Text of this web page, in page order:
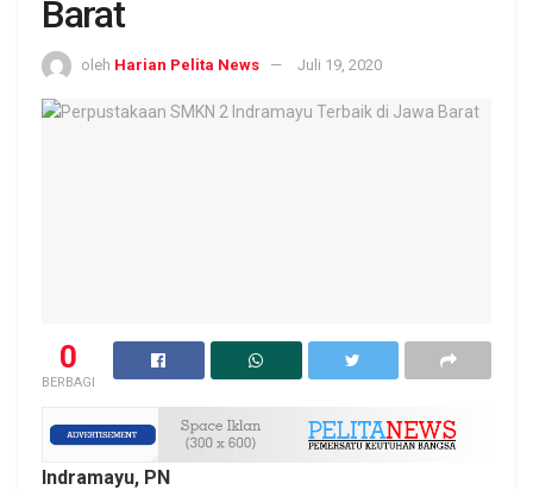
Barat
oleh Harian Pelita News Juli 19, 2020
0
BERBAGI
Indramayu, PN